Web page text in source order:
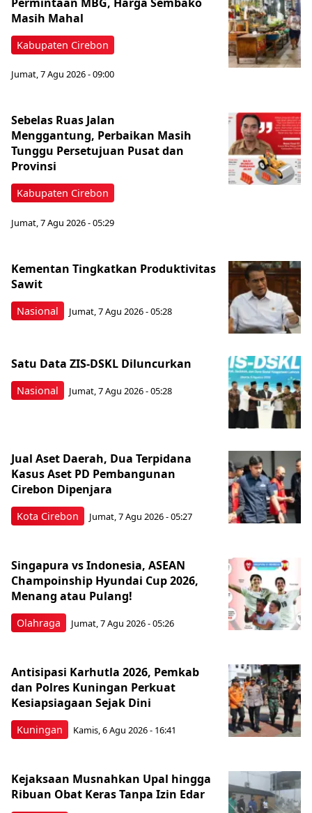
Kabupaten Cirebon
Masih Mahal
Jumat, 7 Agu 2026 - 09:00
Kabupaten Cirebon
Sebelas Ruas Jalan
Menggantung, Perbaikan Masih
Tunggu Persetujuan Pusat dan
Provinsi
Jumat, 7 Agu 2026 - 05:29
Nasional
Kementan Tingkatkan Produktivitas
Sawit
Jumat, 7 Agu 2026 - 05:28
Nasional
Satu Data ZIS-DSKL Diluncurkan
Jumat, 7 Agu 2026 - 05:28
Kota Cirebon
Jual Aset Daerah, Dua Terpidana
Kasus Aset PD Pembangunan
Cirebon Dipenjara
Jumat, 7 Agu 2026 - 05:27
Olahraga
Singapura vs Indonesia, ASEAN
Champoinship Hyundai Cup 2026,
Menang atau Pulang!
Jumat, 7 Agu 2026 - 05:26
Kuningan
Antisipasi Karhutla 2026, Pemkab
dan Polres Kuningan Perkuat
Kesiapsiagaan Sejak Dini
Kamis, 6 Agu 2026 - 16:41
Kejaksaan Musnahkan Upal hingga
Ribuan Obat Keras Tanpa Izin Edar